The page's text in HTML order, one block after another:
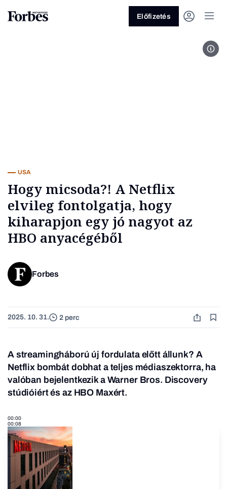
Előfizetés
USA
Hogy micsoda?! A Netflix
elvileg fontolgatja, hogy
kiharapjon egy jó nagyot az
HBO anyacégéből
Forbes
2025. 10. 31. 2 perc
A streamingháború új fordulata előtt állunk? A
Netflix bombát dobhat a teljes médiaszektorra, ha
valóban bejelentkezik a Warner Bros. Discovery
stúdióiért és az HBO Maxért.
00:00
00:08